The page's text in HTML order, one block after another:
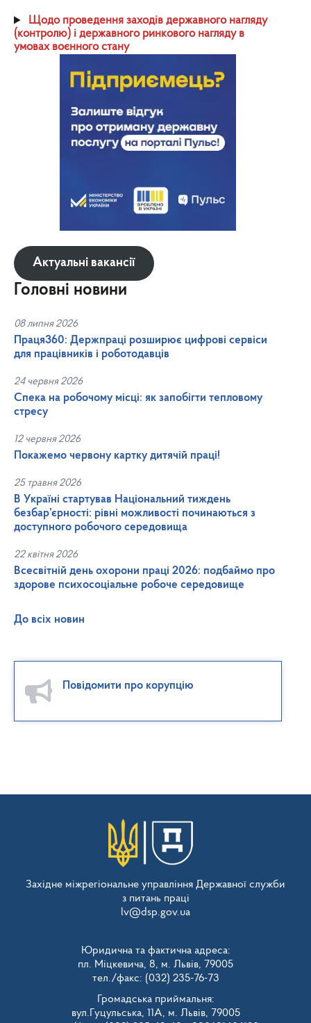
Щодо проведення заходів державного нагляду
(контролю) і державного ринкового нагляду в
умовах воєнного стану
Актуальні вакансії
Головні новини
08 липня 2026
Праця360: Держпраці розширює цифрові сервіси
для працівників і роботодавців
24 червня 2026
Спека на робочому місці: як запобігти тепловому
стресу
12 червня 2026
Покажемо червону картку дитячій праці!
25 травня 2026
В Україні стартував Національний тиждень
безбар’єрності: рівні можливості починаються з
доступного робочого середовища
22 квітня 2026
Всесвітній день охорони праці 2026: подбаймо про
здорове психосоціальне робоче середовище
До всіх новин
Повідомити про корупцію
Західне міжрегіональне управління Державної служби
з питань праці
lv@dsp.gov.ua
Юридична та фактична адреса:
пл. Міцкевича, 8, м. Львів, 79005
тел./факс: (032) 235-76-73
Громадська приймальня:
вул.Гуцульська, 11А, м. Львів, 79005